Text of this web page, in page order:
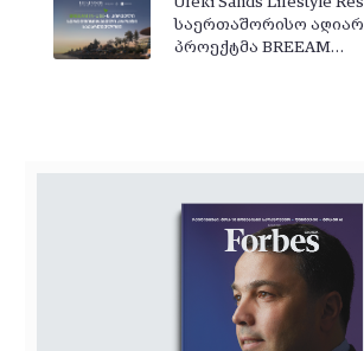
საერთაშორისო
პროექტმა BREEAM…